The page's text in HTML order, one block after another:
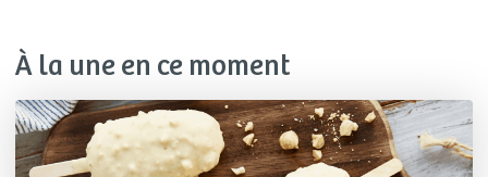
À la une en ce moment